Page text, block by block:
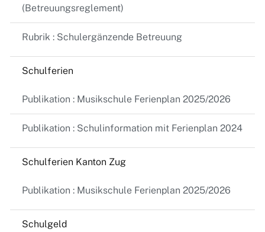
(Betreuungsreglement)
Rubrik : Schulergänzende Betreuung
Schulferien
Publikation : Musikschule Ferienplan 2025/2026
Publikation : Schulinformation mit Ferienplan 2024
Schulferien Kanton Zug
Publikation : Musikschule Ferienplan 2025/2026
Schulgeld